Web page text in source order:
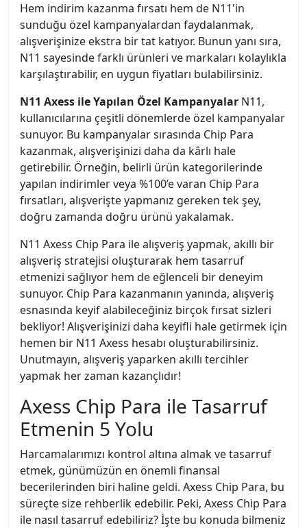
Hem indirim kazanma fırsatı hem de N11'in
sunduğu özel kampanyalardan faydalanmak,
alışverişinize ekstra bir tat katıyor. Bunun yanı sıra,
N11 sayesinde farklı ürünleri ve markaları kolaylıkla
karşılaştırabilir, en uygun fiyatları bulabilirsiniz.
N11 Axess ile Yapılan Özel Kampanyalar N11,
kullanıcılarına çeşitli dönemlerde özel kampanyalar
sunuyor. Bu kampanyalar sırasında Chip Para
kazanmak, alışverişinizi daha da kârlı hale
getirebilir. Örneğin, belirli ürün kategorilerinde
yapılan indirimler veya %100’e varan Chip Para
fırsatları, alışverişte yapmanız gereken tek şey,
doğru zamanda doğru ürünü yakalamak.
N11 Axess Chip Para ile alışveriş yapmak, akıllı bir
alışveriş stratejisi oluşturarak hem tasarruf
etmenizi sağlıyor hem de eğlenceli bir deneyim
sunuyor. Chip Para kazanmanın yanında, alışveriş
esnasında keyif alabileceğiniz birçok fırsat sizleri
bekliyor! Alışverişinizi daha keyifli hale getirmek için
hemen bir N11 Axess hesabı oluşturabilirsiniz.
Unutmayın, alışveriş yaparken akıllı tercihler
yapmak her zaman kazançlıdır!
Axess Chip Para ile Tasarruf
Etmenin 5 Yolu
Harcamalarımızı kontrol altına almak ve tasarruf
etmek, günümüzün en önemli finansal
becerilerinden biri haline geldi. Axess Chip Para, bu
süreçte size rehberlik edebilir. Peki, Axess Chip Para
ile nasıl tasarruf edebiliriz? İşte bu konuda bilmeniz